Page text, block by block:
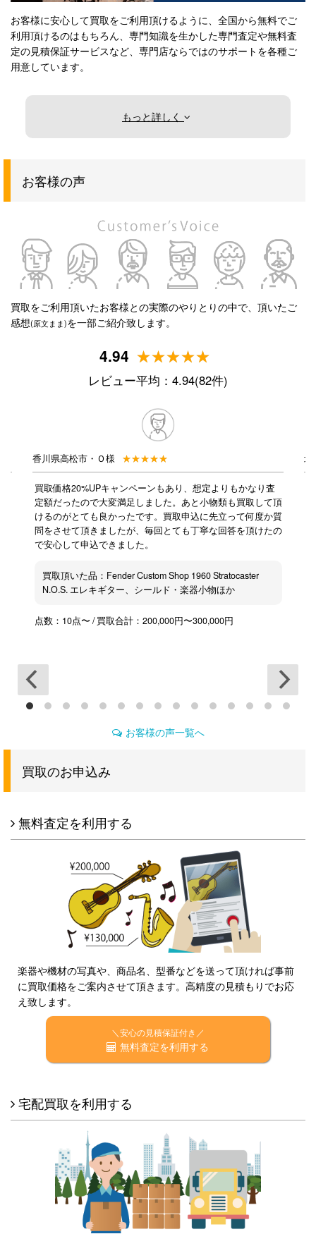
お客様に安心して買取をご利用頂けるように、全国から無料でご
利用頂けるのはもちろん、専門知識を生かした専門査定や無料査
定の見積保証サービスなど、専門店ならではのサポートを各種ご
用意しています。
もっと詳しく
お客様の声
買取をご利用頂いたお客様との実際のやりとりの中で、頂いたご
感想(原文まま)を一部ご紹介致します。
4.94
レビュー平均：4.94(82件)
香川県高松市・Ｏ様
買取価格20%UPキャンペーンもあり、想定よりもかなり査
定額だったので大変満足しました。あと小物類も買取して頂
けるのがとても良かったです。買取申込に先立って何度か質
問をさせて頂きましたが、毎回とても丁寧な回答を頂けたの
で安心して申込できました。
買取頂いた品：Fender Custom Shop 1960 Stratocaster
N.O.S. エレキギター、シールド・楽器小物ほか
点数：10点〜 / 買取合計：200,000円〜300,000円
北
お客様の声一覧へ
買取のお申込み
無料査定を利用する
楽器や機材の写真や、商品名、型番などを送って頂ければ事前
に買取価格をご案内させて頂きます。高精度の見積もりでお応
え致します。
＼安心の見積保証付き／
無料査定を利用する
宅配買取を利用する